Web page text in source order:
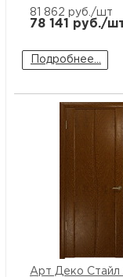
81 862 руб./шт
78 141 руб./
Подробнее...
Арт Деко Стайл